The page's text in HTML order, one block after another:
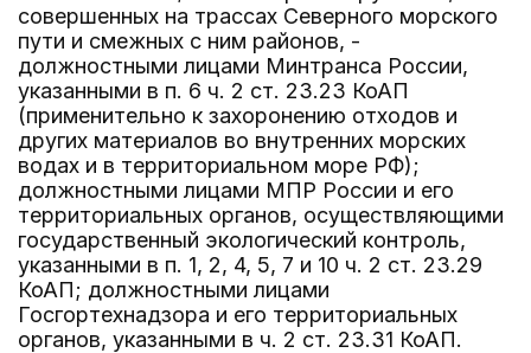
совершенных на трассах Северного морского
пути и смежных с ним районов, -
должностными лицами Минтранса России,
указанными в п. 6 ч. 2 ст. 23.23 КоАП
(применительно к захоронению отходов и
других материалов во внутренних морских
водах и в территориальном море РФ);
должностными лицами МПР России и его
территориальных органов, осуществляющими
государственный экологический контроль,
указанными в п. 1, 2, 4, 5, 7 и 10 ч. 2 ст. 23.29
КоАП; должностными лицами
Госгортехнадзора и его территориальных
органов, указанными в ч. 2 ст. 23.31 КоАП.